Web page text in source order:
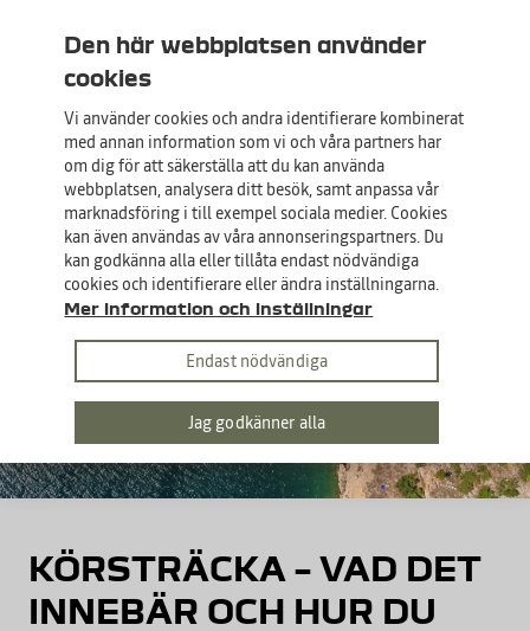
Meny Mina sidor
Bilförsäkring Villkor Körsträcka
KÖRSTRÄCKA – VAD DET
INNEBÄR OCH HUR DU
Den här webbplatsen använder
cookies
Vi använder cookies och andra identifierare kombinerat
med annan information som vi och våra partners har
om dig för att säkerställa att du kan använda
webbplatsen, analysera ditt besök, samt anpassa vår
marknadsföring i till exempel sociala medier. Cookies
kan även användas av våra annonseringspartners. Du
kan godkänna alla eller tillåta endast nödvändiga
cookies och identifierare eller ändra inställningarna.
Mer information och inställningar
Endast nödvändiga
Jag godkänner alla